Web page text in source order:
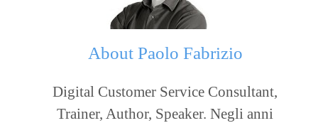
About Paolo Fabrizio
Digital Customer Service Consultant,
Trainer, Author, Speaker. Negli anni